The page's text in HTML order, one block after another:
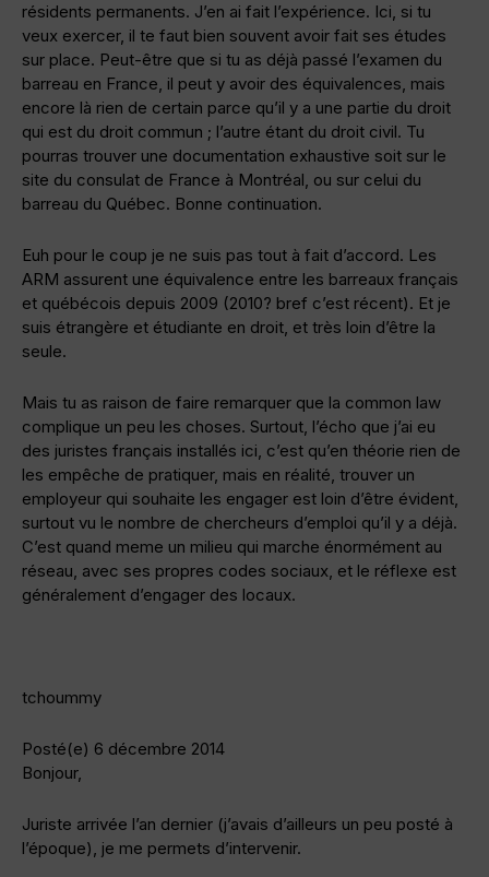
résidents permanents. J’en ai fait l’expérience. Ici, si tu
veux exercer, il te faut bien souvent avoir fait ses études
sur place. Peut-être que si tu as déjà passé l’examen du
barreau en France, il peut y avoir des équivalences, mais
encore là rien de certain parce qu’il y a une partie du droit
qui est du droit commun ; l’autre étant du droit civil. Tu
pourras trouver une documentation exhaustive soit sur le
site du consulat de France à Montréal, ou sur celui du
barreau du Québec. Bonne continuation.
Euh pour le coup je ne suis pas tout à fait d’accord. Les
ARM assurent une équivalence entre les barreaux français
et québécois depuis 2009 (2010? bref c’est récent). Et je
suis étrangère et étudiante en droit, et très loin d’être la
seule.
Mais tu as raison de faire remarquer que la common law
complique un peu les choses. Surtout, l’écho que j’ai eu
des juristes français installés ici, c’est qu’en théorie rien de
les empêche de pratiquer, mais en réalité, trouver un
employeur qui souhaite les engager est loin d’être évident,
surtout vu le nombre de chercheurs d’emploi qu’il y a déjà.
C’est quand meme un milieu qui marche énormément au
réseau, avec ses propres codes sociaux, et le réflexe est
généralement d’engager des locaux.
tchoummy
Posté(e) 6 décembre 2014
Bonjour,
Juriste arrivée l’an dernier (j’avais d’ailleurs un peu posté à
l’époque), je me permets d’intervenir.